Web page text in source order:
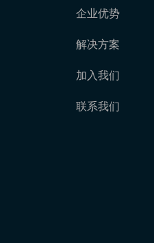
企业优势
解决方案
加入我们
联系我们